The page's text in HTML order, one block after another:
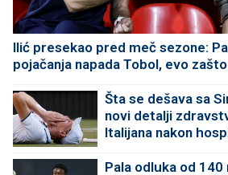
Ilić presekao pred meč sezone:
pojačanja napada Tobol, evo
Šta se dešava sa
novi detalji
Italijana nakon
Pala odluka od 140